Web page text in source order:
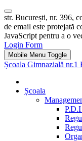
str. București, nr. 396,
de email este protejată
JavaScript pentru a o
Login Form
Mobile Menu Toggle
Școala Gimnazială nr.1
Școala